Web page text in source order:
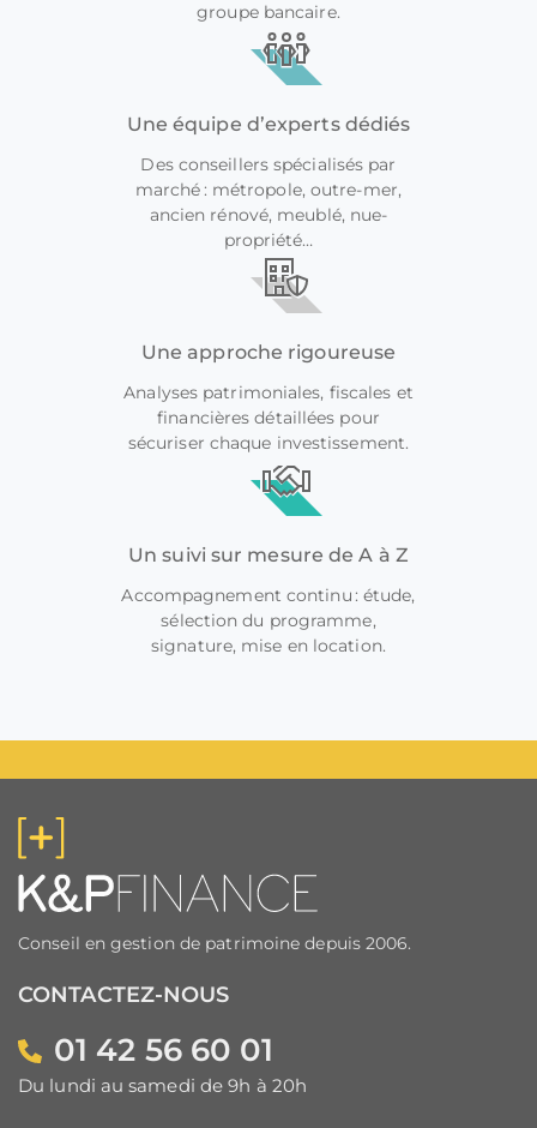
groupe bancaire.
Une équipe d’experts dédiés
Des conseillers spécialisés par
marché : métropole, outre-mer,
ancien rénové, meublé, nue-
propriété…
Une approche rigoureuse
Analyses patrimoniales, fiscales et
financières détaillées pour
sécuriser chaque investissement.
Un suivi sur mesure de A à Z
Accompagnement continu : étude,
sélection du programme,
signature, mise en location.
Conseil en gestion de patrimoine depuis 2006.
CONTACTEZ-NOUS
01 42 56 60 01
Du lundi au samedi de 9h à 20h